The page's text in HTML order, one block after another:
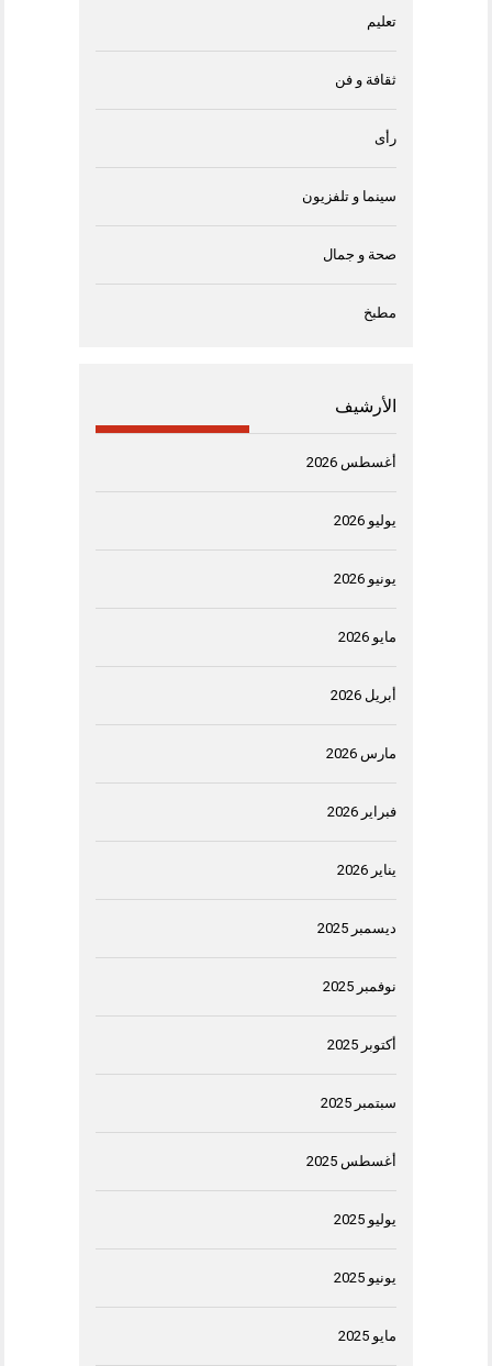
تعليم
ثقافة و فن
رأى
سينما و تلفزيون
صحة و جمال
مطبخ
الأرشيف
أغسطس 2026
يوليو 2026
يونيو 2026
مايو 2026
أبريل 2026
مارس 2026
فبراير 2026
يناير 2026
ديسمبر 2025
نوفمبر 2025
أكتوبر 2025
سبتمبر 2025
أغسطس 2025
يوليو 2025
يونيو 2025
مايو 2025